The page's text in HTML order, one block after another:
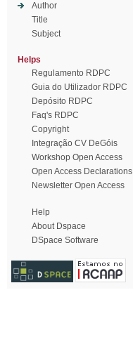
Author
Title
Subject
Helps
Regulamento RDPC
Guia do Utilizador RDPC
Depósito RDPC
Faq's RDPC
Copyright
Integração CV DeGóis
Workshop Open Access
Open Access Declarations
Newsletter Open Access
Help
About Dspace
DSpace Software